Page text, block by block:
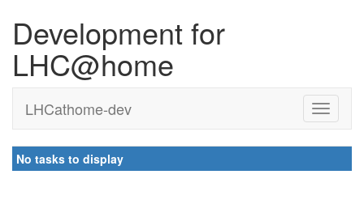
Development for
LHC@home
LHCathome-dev
No tasks to display